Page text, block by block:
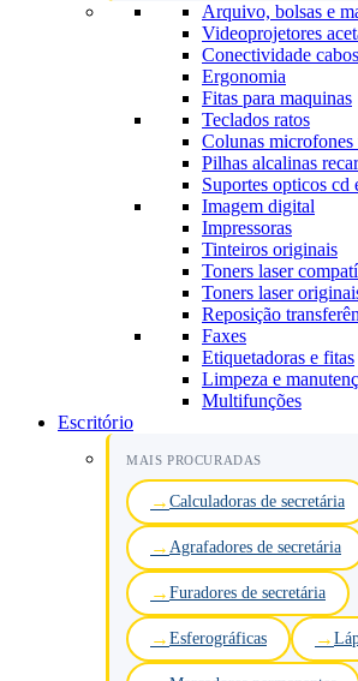
Arquivo, bolsas e
Videoprojetores
Conectividade
Ergonomia
Fitas para maquinas
Teclados ratos
Colunas microfones
Pilhas alcalinas
Suportes opticos cd
Imagem digital
Impressoras
Tinteiros originais
Toners laser
Toners laser
Reposição
Faxes
Etiquetadoras e fitas
Limpeza e
Multifunções
Escritório
MAIS PROCURADAS
Calculadoras de secretária
Agrafadores de secretária
Furadores de secretária
Esferográficas